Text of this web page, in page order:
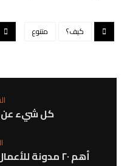
كيف؟ متنوع
كل شيء عن
أهم ٢٠ مدونة للأعمال الصغيرة يجب متابعتها